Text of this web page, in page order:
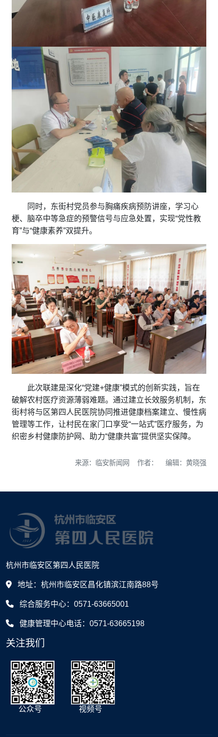
同时，东街村党员参与胸痛疾病预防讲座，学习心
梗、脑卒中等急症的预警信号与应急处置，实现“党性教
育”与“健康素养”双提升。
此次联建是深化“党建+健康”模式的创新实践，旨在
破解农村医疗资源薄弱难题。通过建立长效服务机制，东
街村将与区第四人民医院协同推进健康档案建立、慢性病
管理等工作，让村民在家门口享受“一站式”医疗服务，为
织密乡村健康防护网、助力“健康共富”提供坚实保障。
来源：临安新闻网 作者： 编辑：黄晓强
杭州市临安区第四人民医院
地址：杭州市临安区昌化镇滨江南路88号
综合服务中心：0571-63665001
健康管理中心电话：0571-63665198
关注我们
公众号 视频号